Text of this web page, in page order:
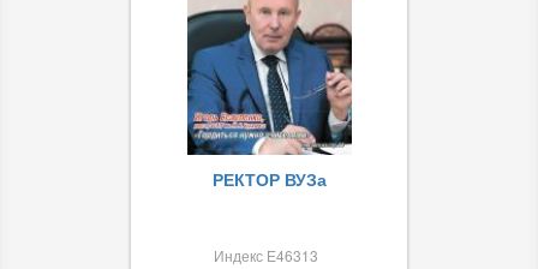
РЕКТОР ВУЗа
Индекс Е46313